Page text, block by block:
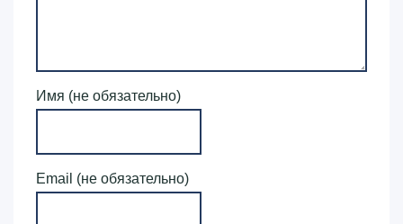
Имя (не обязательно)
Email (не обязательно)